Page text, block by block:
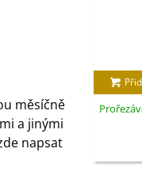
měsíčně
a jinými
napsat